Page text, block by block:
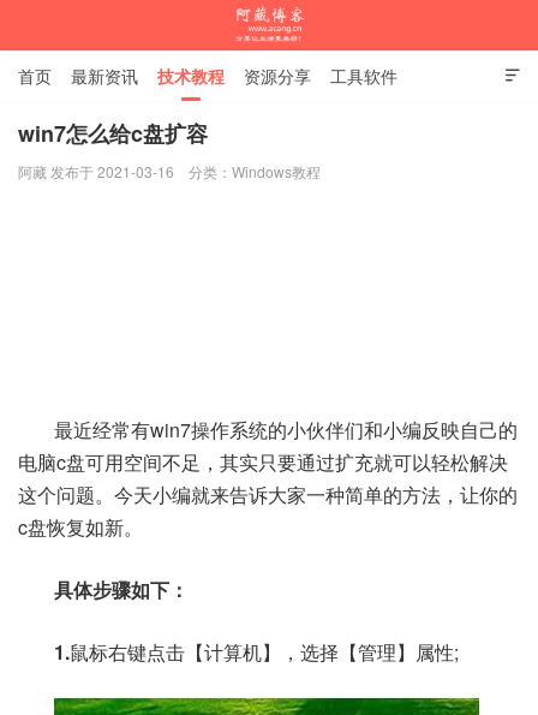

首页 最新资讯 技术教程 资源分享 工具软件
杂谈随笔
win7怎么给c盘扩容
阿藏 发布于 2021-03-16 分类： Windows教程
最近经常有win7操作系统的小伙伴们和小编反映自己的
电脑c盘可用空间不足，其实只要通过扩充就可以轻松解决
这个问题。今天小编就来告诉大家一种简单的方法，让你的
c盘恢复如新。
具体步骤如下：
1.鼠标右键点击【计算机】，选择【管理】属性;